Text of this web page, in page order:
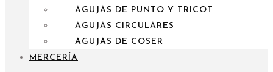
AGUJAS DE PUNTO Y TRICOT
AGUJAS CIRCULARES
AGUJAS DE COSER
MERCERÍA